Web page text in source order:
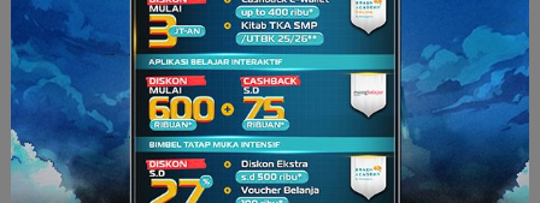
Runtuhnya kerajaan Turki Usmani adalah proses panjang
akibat berbagai faktor, seperti korupsi, stagnansi ekonomi,
pengaruh ideologi Barat (nasionalisme, sekulerisme), serta
kekalahan dalam perang.Pembubaran resmi kesultanan
ini terjadi pada 1 November 1922 , sedangkan
penghapusan
kekhalifahanterjadi pada3 Maret 1924, yang kemudian
digantikan olehRepublik Turkidi bawah kepemimpinan
Mustafa Kemal Ataturk.